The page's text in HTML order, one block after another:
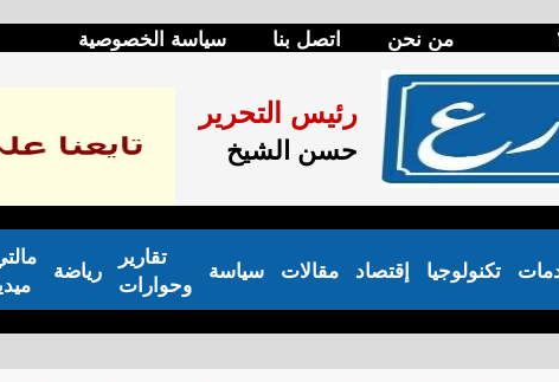
من نحن اتصل بنا سياسة الخصوصية
رئيس التحرير
حسن الشيخ
رياضة
تقارير
وحوارات
سياسة مقالات إقتصاد تكنولوجيا